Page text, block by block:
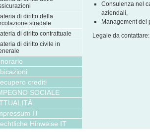
di diritto della
stradale
di diritto contrattuale
di diritto civile in
crediti
SOCIALE
IT
Hinweise IT
Consulenza nel
aziendali,
Management del
Legale da